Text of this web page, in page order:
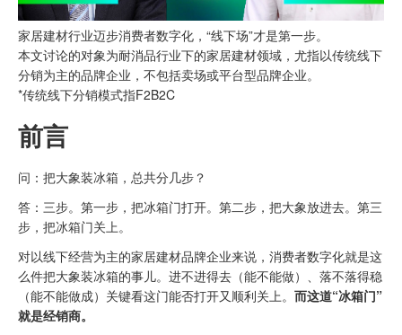
家居建材行业迈步消费者数字化，“线下场”才是第一步。
本文讨论的对象为耐消品行业下的家居建材领域，尤指以传统线下
分销为主的品牌企业，不包括卖场或平台型品牌企业。
*传统线下分销模式指F2B2C
前言
问：把大象装冰箱，总共分几步？
答：三步。第一步，把冰箱门打开。第二步，把大象放进去。第三
步，把冰箱门关上。
对以线下经营为主的家居建材品牌企业来说，消费者数字化就是这
么件把大象装冰箱的事儿。进不进得去（能不能做）、落不落得稳
（能不能做成）关键看这门能否打开又顺利关上。 而这道“冰箱门”
就是经销商。